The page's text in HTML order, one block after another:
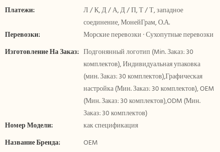
Платежи:
Л / К, Д / А, Д / П, Т / Т, западное
соединение, МонейГрам, О.А.
Перевозки:
Морские перевозки · Сухопутные перевозки
Изготовление На Заказ: Подгонянный логотип (Min. Заказ: 30
комплектов), Индивидуальная упаковка
(мин. Заказ: 30 комплектов),Графическая
настройка (Мин. Заказ: 30 комплектов), OEM
(Мин. Заказ: 30 комплектов),ODM (Мин.
Заказ: 30 комплектов)
Номер Модели:
как спецификация
Название Бренда:
OEM